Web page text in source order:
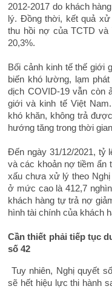
2012-2017 do khách
lý. Đồng thời, kết quả
thu hồi nợ của TCTD và
20,3%.
Bối cảnh kinh tế thế giới
biến khó lường, lạm
dịch COVID-19 vẫn còn
giới và kinh tế Việt
khó khăn, không trả
hướng tăng trong thời
Đến ngày 31/12/2021, tỷ
và các khoản nợ tiềm ẩn
xấu chưa xử lý theo Nghị
ở mức cao là 412,7
khách hàng tự trả nợ
hình tài chính của khách
Cần thiết phải tiếp tục
số 42
Tuy nhiên, Nghị quyết
sẽ hết hiệu lực thi hành